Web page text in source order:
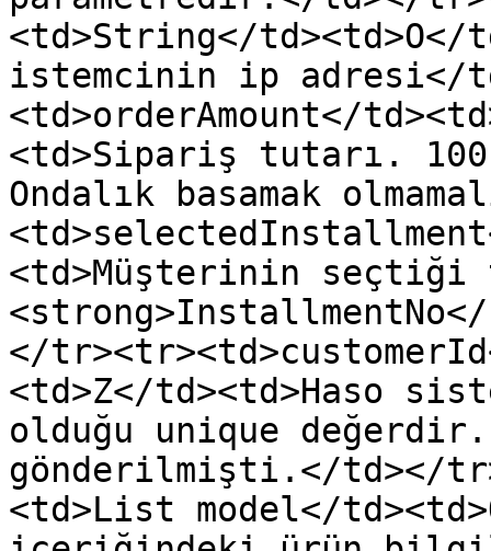
<td>String</td><td>O</
istemcinin ip adresi</
<td>orderAmount</
<td>Sipariş tutarı.
Ondalık basamak
<td>Müşterinin seçtiği
</
<td>Z</td><td>Haso
olduğu unique
gönderilmişti.</td></
<td>List model</